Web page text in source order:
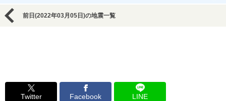
前日(2022年03月05日)の地震一覧
Twitter Facebook LINE